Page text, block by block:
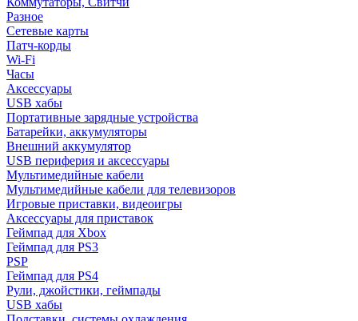
Разное
Сетевые карты
Патч-корды
Wi-Fi
Часы
Аксессуары
USB хабы
Портативные зарядные устройства
Батарейки, аккумуляторы
Внешний аккумулятор
USB периферия и аксессуары
Мультимедийные кабели
Мультимедийные кабели для телевизоров
Игровые приставки, видеоигры
Аксессуары для приставок
Геймпад для Xbox
Геймпад для PS3
PSP
Геймпад для PS4
Рули, джойстики, геймпады
USB хабы